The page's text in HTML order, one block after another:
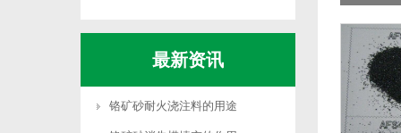
最新资讯
铬矿砂耐火浇注料的用途